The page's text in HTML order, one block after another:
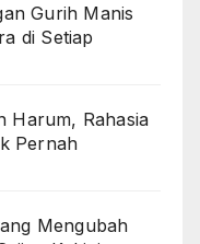
Gurih Manis
di Setiap
Harum, Rahasia
Pernah
Mengubah